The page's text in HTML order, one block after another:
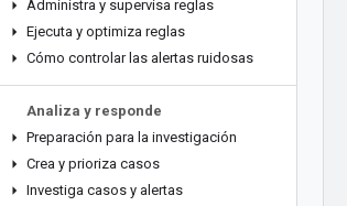
Administra y supervisa reglas
Ejecuta y optimiza reglas
Cómo controlar las alertas ruidosas
Analiza y responde
Preparación para la investigación
Crea y prioriza casos
Investiga casos y alertas